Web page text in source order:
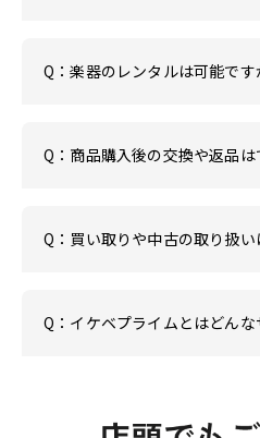
Q：楽器のレンタルは可能です
Q：商品購入後の交換や返品は
Q：買い取りや中古の取り扱い
Q：イケベプライムとはどんな